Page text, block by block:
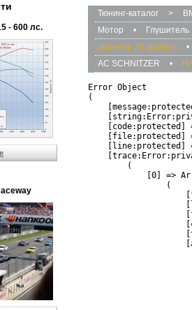
- 600 лс.
Тюнинг-каталог >
Мотор
• Глушитель
диаметр 20 дюймов
•
AC SCHNITZER
•
Error Object
(
[code:protected]
[file:protected]
[line:protected]
        (
[0] =>
                (